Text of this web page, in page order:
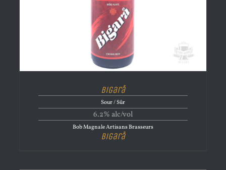
Bigarå
Sour / Sûr
6.2% alc/vol
Bob Magnale Artisans Brasseurs
Bigarå